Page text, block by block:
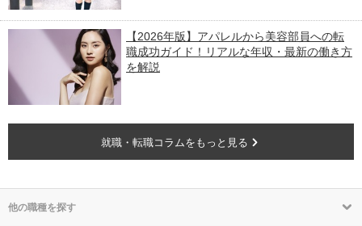
【2026年版】アパレルから美容部員への転
職成功ガイド！リアルな年収・最新の働き方
を解説
就職・転職コラムをもっと見る
他の職種を探す